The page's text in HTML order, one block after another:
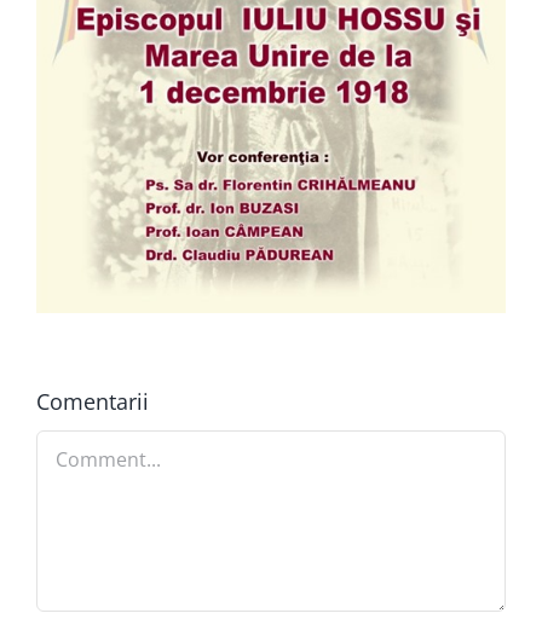
Comentarii
Comment